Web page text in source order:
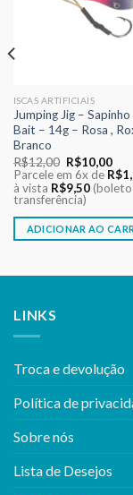
ISCAS ARTIFICIAIS
Jumping Jig –
Bait – 14g – Rosa ,
Branco
R$12,00 O
preço
original
era:
R$12,00.
R$10,00O
é:
Parcele em 6x de R$
à vista R$9,50
transferência)
ADICIONAR AO
LINKS
Troca e devolução
Política de
Sobre nós
Lista de Desejos